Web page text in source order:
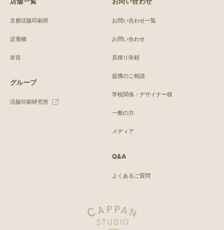
京都活版印刷所
淀屋橋
奈良
グループ
活版印刷研究所
お問い合わせ一覧
お問い合わせ
見積り依頼
提携のご相談
学校関係・デザイナー様
一般の方
メディア
Q&A
よくあるご質問